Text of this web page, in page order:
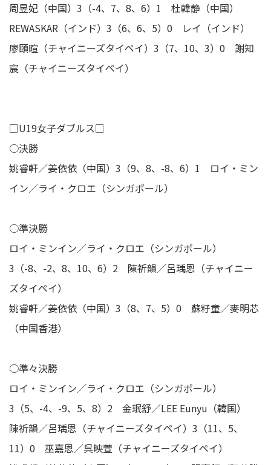
周昱妃（中国）3（-4、7、8、6）1 杜韓静（中国）
REWASKAR（インド）3（6、6、5）0 レイ（インド）
廖頤暄（チャイニーズタイペイ）3（7、10、3）0 謝知
宸（チャイニーズタイペイ）
□U19女子ダブルス□
○決勝
姚睿軒／姜依依（中国）3（9、8、-8、6）1 ロイ・ミン
イン／ライ・クロエ（シンガポール）
○準決勝
ロイ・ミンイン／ライ・クロエ（シンガポール）
3（-8、-2、8、10、6）2 陳祈韻／呂瑀恩（チャイニー
ズタイペイ）
姚睿軒／姜依依（中国）3（8、7、5）0 蘇籽童／麥明芯
（中国香港）
○準々決勝
ロイ・ミンイン／ライ・クロエ（シンガポール）
3（5、-4、-9、5、8）2 金珉舒／LEE Eunyu（韓国）
陳祈韻／呂瑀恩（チャイニーズタイペイ）3（11、5、
11）0 巫嘉恩／呉映萱（チャイニーズタイペイ）